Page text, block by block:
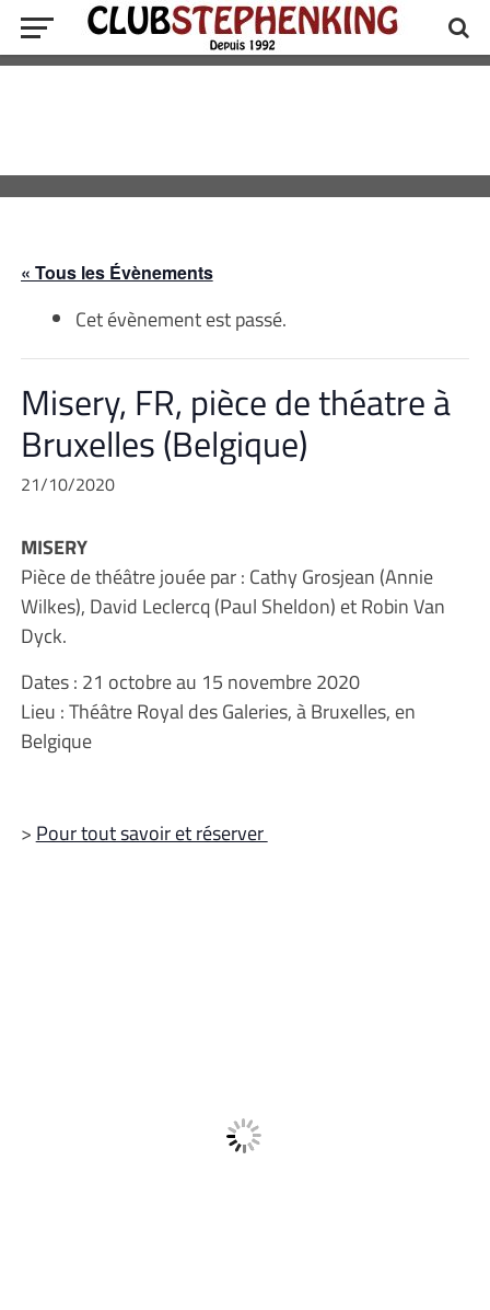
« Tous les Évènements
Cet évènement est passé.
Misery, FR, pièce de théatre à
Bruxelles (Belgique)
21/10/2020
MISERY
Pièce de théâtre jouée par : Cathy Grosjean (Annie
Wilkes), David Leclercq (Paul Sheldon) et Robin Van
Dyck.
Dates : 21 octobre au 15 novembre 2020
Lieu : Théâtre Royal des Galeries, à Bruxelles, en
Belgique
> Pour tout savoir et réserver